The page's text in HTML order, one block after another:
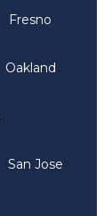
Fresno
Oakland
San Jose